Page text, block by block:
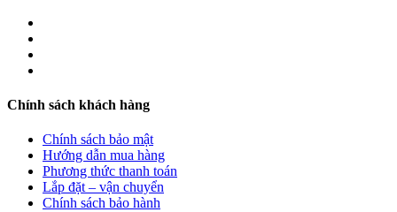
Chính sách khách hàng
Chính sách bảo mật
Hướng dẫn mua hàng
Phương thức thanh toán
Lắp đặt – vận chuyển
Chính sách bảo hành